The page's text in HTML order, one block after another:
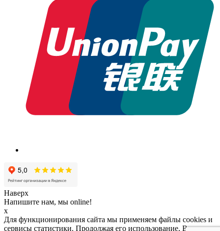
Наверх
Напишите нам, мы online!
x
Для функционирования сайта мы применяем файлы cookies и
сервисы статистики. Продолжая его использование, Вы